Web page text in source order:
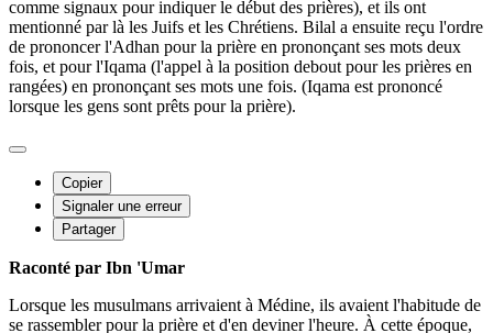
comme signaux pour indiquer le début des prières), et ils ont
mentionné par là les Juifs et les Chrétiens. Bilal a ensuite reçu l'ordre
de prononcer l'Adhan pour la prière en prononçant ses mots deux
fois, et pour l'Iqama (l'appel à la position debout pour les prières en
rangées) en prononçant ses mots une fois. (Iqama est prononcé
lorsque les gens sont prêts pour la prière).
Copier
Signaler une erreur
Partager
Raconté par Ibn 'Umar
Lorsque les musulmans arrivaient à Médine, ils avaient l'habitude de
se rassembler pour la prière et d'en deviner l'heure. À cette époque,